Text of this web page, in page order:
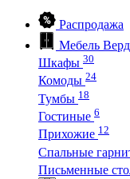
Распродажа
Мебель
Шкафы 30
Комоды 24
Тумбы 18
Гостиные 6
Прихожие 12
Спальные
Письменные